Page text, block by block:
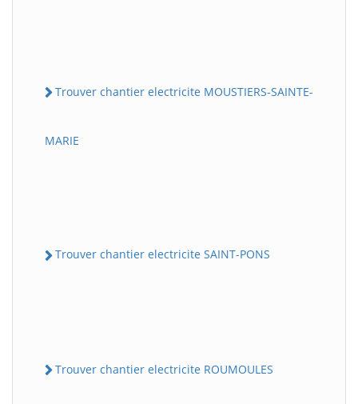
Trouver chantier electricite MOUSTIERS-SAINTE-
MARIE
Trouver chantier electricite SAINT-PONS
Trouver chantier electricite ROUMOULES